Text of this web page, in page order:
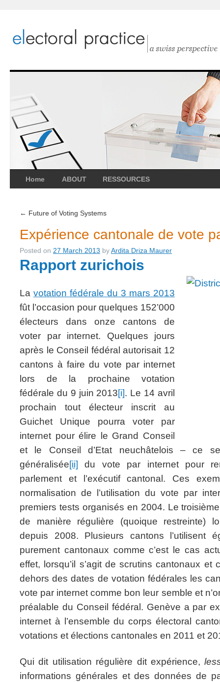
Home ABOUT RESSOURCES
← Future of Voting Systems
Expérience cantonale de vote
Posted on 27 March 2013 byArdita Driza Maurer
Rapport zurichois
La votation fédérale du 3 mars 2013
fût l’occasion pour quelques 152’000
électeurs dans onze cantons de
voter par internet. Quelques jours
après le Conseil fédéral autorisait 12
cantons à faire du vote par internet
lors de la prochaine votation
fédérale du 9 juin 2013[i]. Le 14 avril
prochain tout électeur inscrit au
Guichet Unique pourra voter par
internet pour élire le Grand Conseil
et le Conseil d’Etat neuchâtelois – ce
généralisée[ii] du vote par internet pour
parlement et l’exécutif cantonal. Ces
normalisation de l’utilisation du vote par
premiers tests organisés en 2004. Le
de manière régulière (quoique restreinte)
depuis 2008. Plusieurs cantons l’utilisent
purement cantonaux comme c’est le cas
effet, lorsqu’il s’agit de scrutins cantonaux
dehors des dates de votation fédérales les
vote par internet comme bon leur semble et
préalable du Conseil fédéral. Genève a par
internet à l’ensemble du corps électoral
votations et élections cantonales en 2011 et
Qui dit utilisation régulière dit expérience,
informations générales et des données de